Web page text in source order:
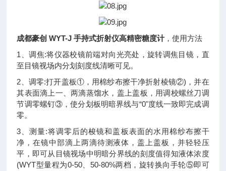
成都豪创 WYT-J 手持式折射仪高精密糖度计，使用方法
1、调焦:将仪器校镜前端对向光亮处，旋转调焦目镜，直
至目镜视场内分划刻度线清晰可见。
2、调零:打开盖板①，用棉纱布擦干净折射棱镜②)，并在
其表面滴上一、两滴蒸馏水，盖上盖板，用调校螺丝刀调
节调零螺钉③，使分划板明暗界线与“0"度线一致即完成调
零。
3、测量:将调零后的梭镜和盖板表面的水用棉纱布擦干
净，在镜中部滴上两滴待测液体，盖上盖板，并轻轻压
平，即可从目镜视场中明暗分界线的刻度值得知液体浓度
(WYT型量程为0-50、50-80%两档，旋转换向手轮⑤即可